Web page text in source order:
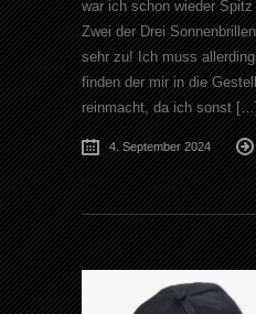
war ich schon wieder
Zwei der Drei
sehr zu! Ich muss
finden der mir in die
reinmacht, da ich sonst
4. September 2024